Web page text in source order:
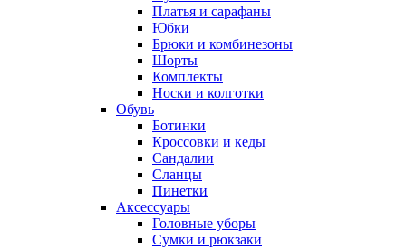
Платья и сарафаны
Юбки
Брюки и комбинезоны
Шорты
Комплекты
Носки и колготки
Обувь
Ботинки
Кроссовки и кеды
Сандалии
Сланцы
Пинетки
Аксессуары
Головные уборы
Сумки и рюкзаки